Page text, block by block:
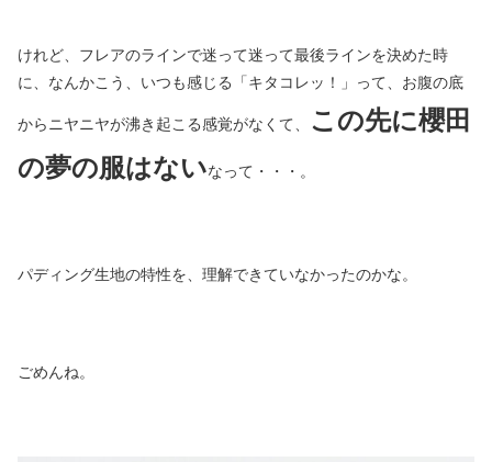
けれど、フレアのラインで迷って迷って最後ラインを決めた時
に、なんかこう、いつも感じる「キタコレッ！」って、お腹の底
からニヤニヤが沸き起こる感覚がなくて、
この先に櫻田
の夢の服はないなって・・・。
パディング生地の特性を、理解できていなかったのかな。
ごめんね。